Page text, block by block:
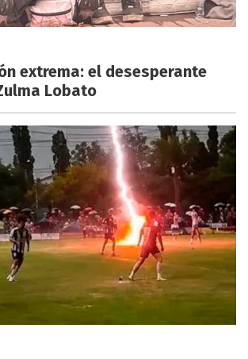
extrema: el desesperante
Lobato